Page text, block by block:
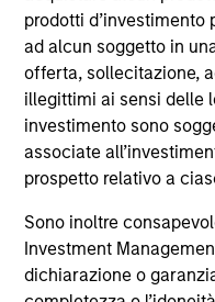
prodotti d’investimento
ad alcun soggetto in
offerta, sollecitazione,
illegittimi ai sensi delle
investimento sono
associate
prospetto relativo a
Sono inoltre
Investment
dichiarazione o
11, rue du Général-
in Svizzera è Banque
1204 Ginevra.
Se la società di
di cessare l’accordo di
in un Paese del SEE in
lo farà nel rispetto delle
rinvia alla pagina del
Tutti i dati di
del patrimonio netto